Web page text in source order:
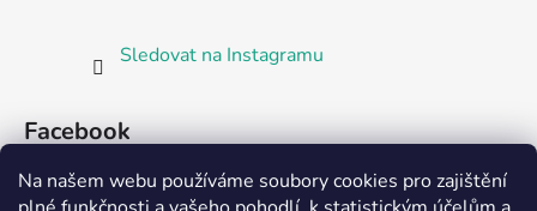
Na našem webu používáme soubory cookies pro zajištění
Sledovat na Instagramu
Facebook